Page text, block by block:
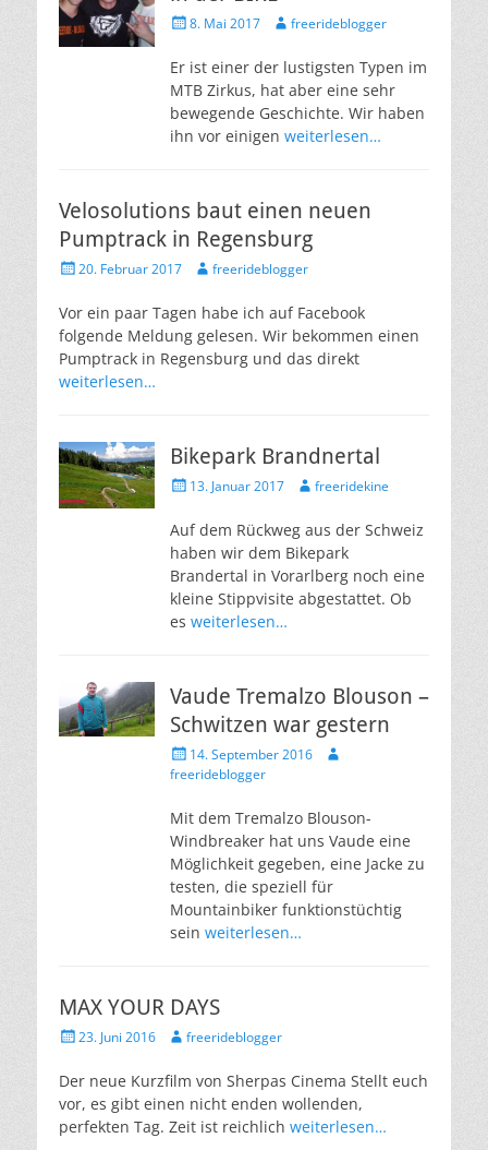
Veröffentlicht
8. Mai 2017 Autorfreerideblogger
Er ist einer der lustigsten Typen im
MTB Zirkus, hat aber eine sehr
bewegende Geschichte. Wir haben
ihn vor einigen weiterlesen…
Velosolutions baut einen neuen
Pumptrack in Regensburg
Veröffentlicht
20. Februar 2017 Autorfreerideblogger
Vor ein paar Tagen habe ich auf Facebook
folgende Meldung gelesen. Wir bekommen einen
Pumptrack in Regensburg und das direkt
weiterlesen…
Bikepark Brandnertal
Veröffentlicht
13. Januar 2017 Autorfreeridekine
Auf dem Rückweg aus der Schweiz
haben wir dem Bikepark
Brandertal in Vorarlberg noch eine
kleine Stippvisite abgestattet. Ob
es weiterlesen…
Vaude Tremalzo Blouson –
Schwitzen war gestern
Veröffentlicht
am
14. September 2016
Autor
freerideblogger
Mit dem Tremalzo Blouson-
Windbreaker hat uns Vaude eine
Möglichkeit gegeben, eine Jacke zu
testen, die speziell für
Mountainbiker funktionstüchtig
sein weiterlesen…
MAX YOUR DAYS
Veröffentlicht
23. Juni 2016 Autorfreerideblogger
Der neue Kurzfilm von Sherpas Cinema Stellt euch
vor, es gibt einen nicht enden wollenden,
perfekten Tag. Zeit ist reichlich weiterlesen…